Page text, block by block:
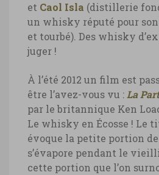
et Caol Isla (distillerie
un whisky réputé pour
et tourbé). Des whisky
juger !
À l’été 2012 un film est
être l’avez-vous vu :La
par le britannique Ken
Le whisky en Écosse ! Le
évoque la petite portion
s’évapore pendant le
cette portion que l’on